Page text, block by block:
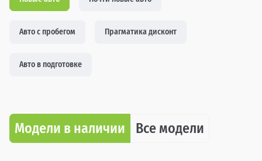
Авто с пробегом Прагматика дисконт
Авто в подготовке
Модели в наличии Все модели